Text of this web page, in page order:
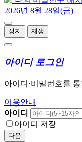
정지 재생
아이디 로그인
아이디·비밀번호를
이용안내
아이디
아이디 저장
다음